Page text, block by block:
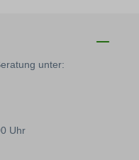
unter:
Uhr